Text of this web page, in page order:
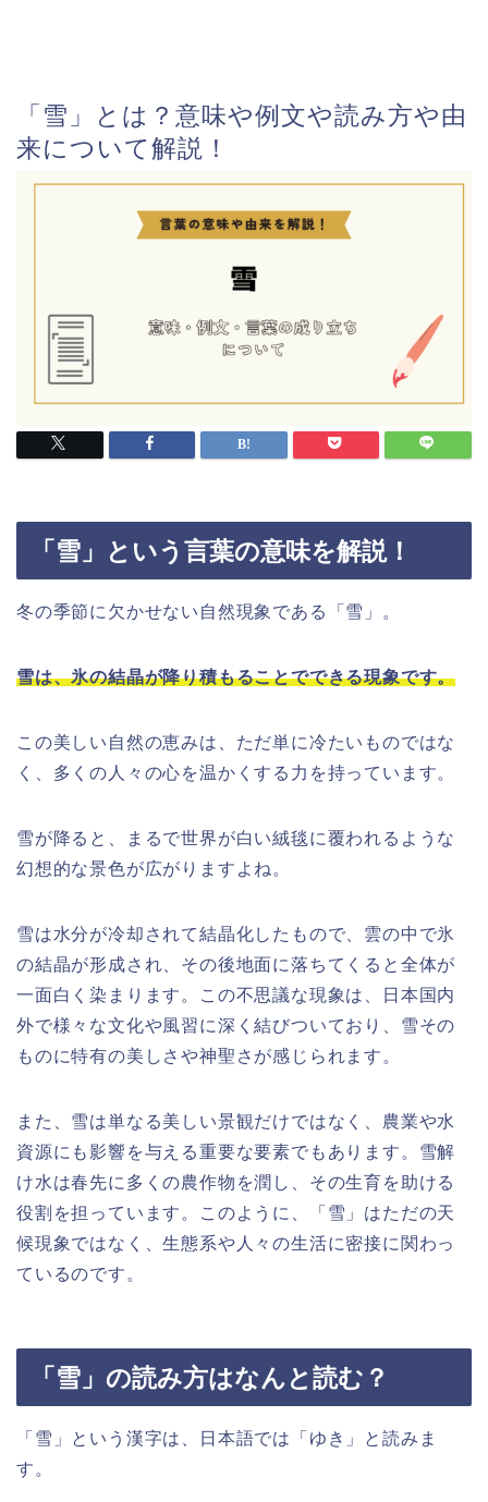
「雪」とは？意味や例文や読み方や由
来について解説！
「雪」という言葉の意味を解説！
冬の季節に欠かせない自然現象である「雪」。
雪は、氷の結晶が降り積もることでできる現象です。
この美しい自然の恵みは、ただ単に冷たいものではな
く、多くの人々の心を温かくする力を持っています。
雪が降ると、まるで世界が白い絨毯に覆われるような
幻想的な景色が広がりますよね。
雪は水分が冷却されて結晶化したもので、雲の中で氷
の結晶が形成され、その後地面に落ちてくると全体が
一面白く染まります。この不思議な現象は、日本国内
外で様々な文化や風習に深く結びついており、雪その
ものに特有の美しさや神聖さが感じられます。
また、雪は単なる美しい景観だけではなく、農業や水
資源にも影響を与える重要な要素でもあります。雪解
け水は春先に多くの農作物を潤し、その生育を助ける
役割を担っています。このように、「雪」はただの天
候現象ではなく、生態系や人々の生活に密接に関わっ
ているのです。
「雪」の読み方はなんと読む？
「雪」という漢字は、日本語では「ゆき」と読みま
す。